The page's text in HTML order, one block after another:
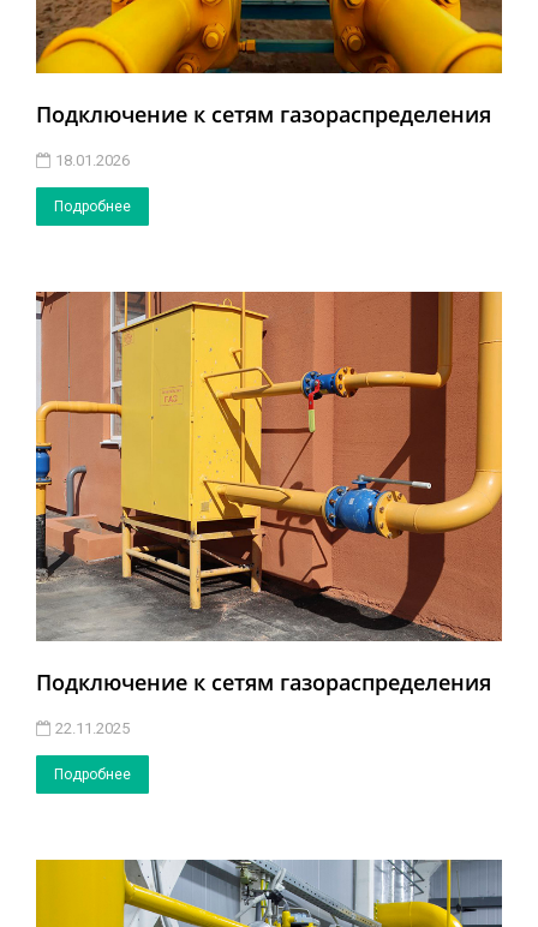
Подключение к сетям газораспределения
18.01.2026
Подробнее
Подключение к сетям газораспределения
22.11.2025
Подробнее